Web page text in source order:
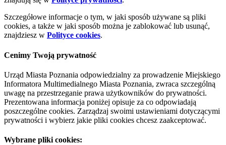
Szczegółowe informacje o tym, w jaki sposób używane są pliki
cookies, a także w jaki sposób można je zablokować lub usunąć,
znajdziesz w Polityce cookies.
Cenimy Twoją prywatność
Urząd Miasta Poznania odpowiedzialny za prowadzenie Miejskiego
Informatora Multimedialnego Miasta Poznania, zwraca szczególną
uwagę na przestrzeganie prawa użytkowników do prywatności.
Prezentowana informacja poniżej opisuje za co odpowiadają
poszczególne cookies. Zarządzaj swoimi ustawieniami dotyczącymi
prywatności i wybierz jakie pliki cookies chcesz zaakceptować.
Wybrane pliki cookies: